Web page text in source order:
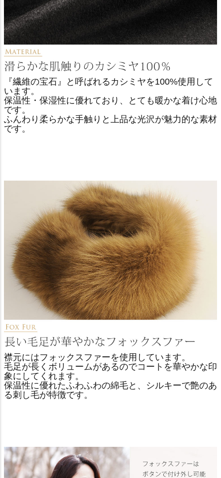
『繊維の宝石』と呼ばれるカシミヤを100%使用して
います。
保温性・保湿性に優れており、とても暖かな着け心地
です。
ふんわり柔らかな手触りと上品な光沢が魅力的な素材
です。
襟元にはフォックスファーを使用しています。
毛足が長くボリュームがあるのでコートを華やかな印
象にしてくれます。
保温性に優れたふわふわの綿毛と、シルキーで艶のあ
る刺し毛が特徴です。